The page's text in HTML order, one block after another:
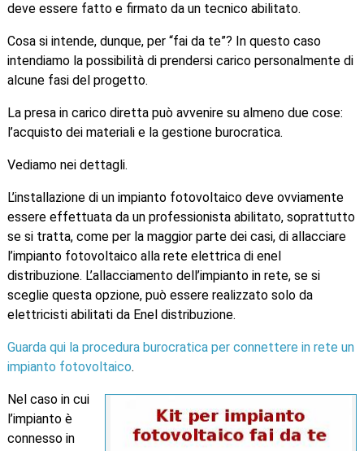
deve essere fatto e firmato da un tecnico abilitato.
Cosa si intende, dunque, per “fai da te”? In questo caso
intendiamo la possibilità di prendersi carico personalmente di
alcune fasi del progetto.
La presa in carico diretta può avvenire su almeno due cose:
l’acquisto dei materiali e la gestione burocratica.
Vediamo nei dettagli.
L’installazione di un impianto fotovoltaico deve ovviamente
essere effettuata da un professionista abilitato, soprattutto
se si tratta, come per la maggior parte dei casi, di allacciare
l’impianto fotovoltaico alla rete elettrica di enel
distribuzione. L’allacciamento dell’impianto in rete, se si
sceglie questa opzione, può essere realizzato solo da
elettricisti abilitati da Enel distribuzione.
Guarda qui la procedura burocratica per connettere in rete un
impianto fotovoltaico.
Nel caso in cui
l’impianto è
connesso in